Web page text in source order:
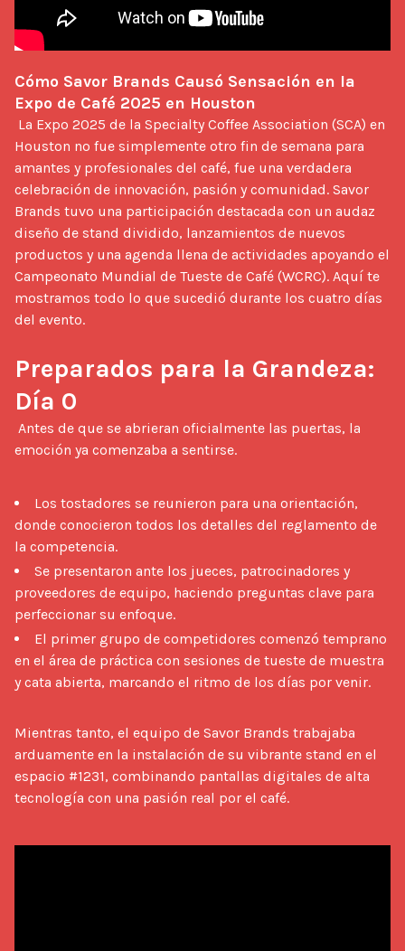
Cómo Savor Brands Causó Sensación en la
Expo de Café 2025 en Houston
Houston no fue simplemente otro fin de semana para
amantes y profesionales del café, fue una verdadera
celebración de innovación, pasión y comunidad. Savor
Brands tuvo una participación destacada con un audaz
diseño de stand dividido, lanzamientos de nuevos
productos y una agenda llena de actividades apoyando el
Campeonato Mundial de Tueste de Café (WCRC). Aquí te
mostramos todo lo que sucedió durante los cuatro días
del evento.
Preparados para la Grandeza:
Día 0
emoción ya comenzaba a sentirse.
Los tostadores se reunieron para una orientación,
donde conocieron todos los detalles del reglamento de
la competencia.
Se presentaron ante los jueces, patrocinadores y
proveedores de equipo, haciendo preguntas clave para
perfeccionar su enfoque.
El primer grupo de competidores comenzó temprano
en el área de práctica con sesiones de tueste de muestra
y cata abierta, marcando el ritmo de los días por venir.
Mientras tanto, el equipo de Savor Brands trabajaba
arduamente en la instalación de su vibrante stand en el
espacio #1231, combinando pantallas digitales de alta
tecnología con una pasión real por el café.